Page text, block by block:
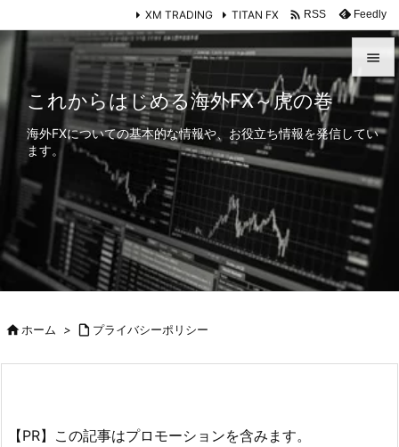
これからはじめる海外FX～虎の巻
海外FXについての基本的な情報や、お役立ち情報を発信してい
ます。


メニュ


前へ


検索
XM TRADING TITAN FX  RSS Feedly
ホーム >  プライバシーポリシー
【PR】この記事はプロモーションを含みます。